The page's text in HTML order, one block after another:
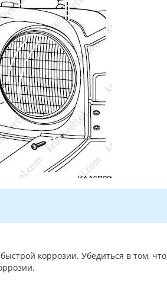
коррозии. Убедиться в том, что